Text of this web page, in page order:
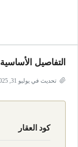
التفاصيل الأساسية
تحديث في يوليو 31, 2025 في 1:06 م
كود العقار